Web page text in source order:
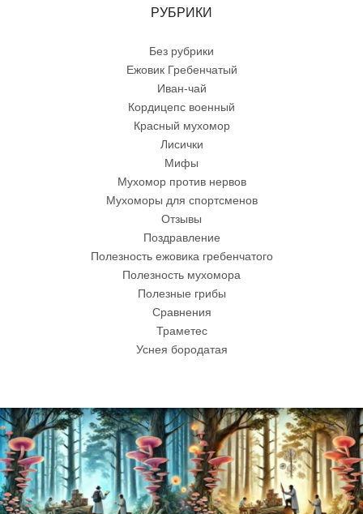
РУБРИКИ
Без рубрики
Ежовик Гребенчатый
Иван-чай
Кордицепс военный
Красный мухомор
Лисички
Мифы
Мухомор против нервов
Мухоморы для спортсменов
Отзывы
Поздравление
Полезность ежовика гребенчатого
Полезность мухомора
Полезные грибы
Сравнения
Траметес
Уснея бородатая